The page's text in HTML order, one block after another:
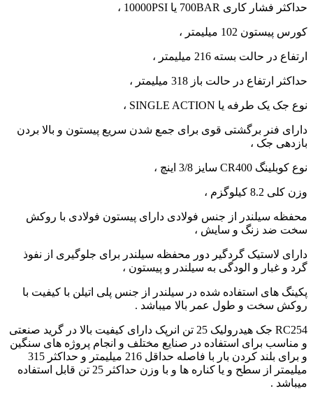
حداکثر فشار کاری 700BAR یا 10000PSI ،
کورس پیستون 102 میلیمتر ،
ارتفاع در حالت بسته 216 میلیمتر ،
حداکثر ارتفاع در حالت باز 318 میلیمتر ،
نوع جک یک طرفه یا SINGLE ACTION ،
دارای فنر برگشتی قوی برای جمع شدن سریع پیستون و بالا بردن
بازدهی جک ،
نوع کوبلینگ CR400 سایز 3/8 اینچ ،
وزن کلی 8.2 کیلوگزم ،
محفظه سیلندر از جنس فولادی دارای پیستون فولادی با روکش
سخت ضد زنگ و سایش ،
دارای لاستیک گردگیر دور محفظه سیلندر برای جلوگیری از نفوذ
گرد و غبار و الودگی به سیلندر و پیستون ،
پکینگ های استفاده شده در سیلندر از جنس پلی اتیلن با کیفیت با
روکش سخت و طول عمر بالا میباشد .
RC254 جک هیدرولیک 25 تن انرپک دارای کیفیت بالا در گرید صنعتی
و مناسب برای استفاده در صنایع مختلف و انجام پروژه های سنگین
و برای بلند کردن بار با فاصله حداقل 216 میلیمتر و حداکثر 315
میلیمتر از سطح و یا کناره ها و با وزن حداکثر 25 تن قابل استفاده
میباشد .